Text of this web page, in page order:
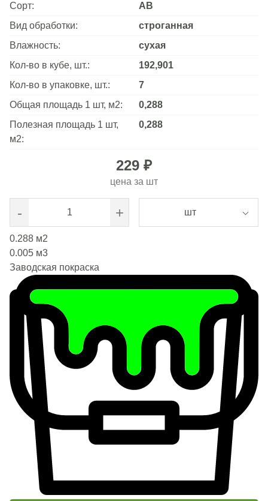
Сорт:
АВ
Вид обработки:
строганная
Влажность:
сухая
Кол-во в кубе, шт.:
192,901
Кол-во в упаковке, шт.:
7
Общая площадь 1 шт, м2:
0,288
Полезная площадь 1 шт,
м2:
0,288
229 ₽
цена за шт
- + шт
0.288 м2
0.005 м3
Заводская покраска